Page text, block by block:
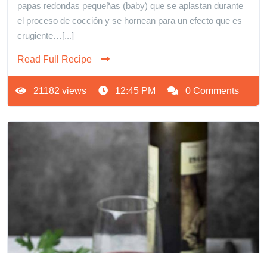
papas redondas pequeñas (baby) que se aplastan durante
el proceso de cocción y se hornean para un efecto que es
crugiente…[...]
Read Full Recipe
21182 views 12:45 PM 0 Comments